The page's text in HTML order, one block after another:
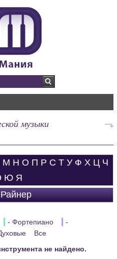
музыки
М Н О П Р С Т У Ф Х Ц Ч
Ю Я
- Фортепиано
-
Все
не найдено.